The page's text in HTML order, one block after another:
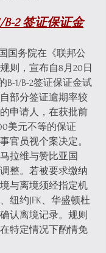
B-2 签证保证金
国务院在《联邦公
则，宣布自8月20日
B-1/B-2签证保证金试
部分签证逾期率较
申请人，在获批前
美元不等的保证
官员视个案决定。
拉维与赞比亚国
整。若被要求缴纳
与离境须经指定机
纽约JFK、华盛顿杜
认离境记录。规则
特定情况下酌情免